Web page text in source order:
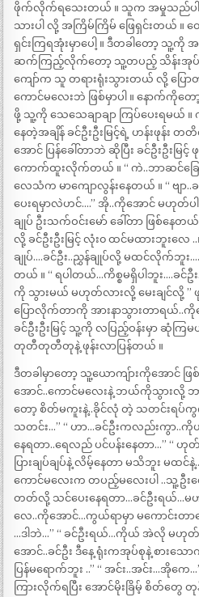
ဖိုက်လိုက်ရသေးတယ် ။ သူက အမှုသည်ပါ..မ
သားပါ လို့ အကြိမ်ကြိမ် ဖြေရှင်းတယ် ။
ရှင်းကြရအုံးမှာပေါ့ ။ ဒီတခါတော့ သူ့ကို
ဆက်ကြည့်လိုက်တော့ သူ့တပည့် သိန်းအုပ်
ကျော်က သူ တရားရုံးသွားတယ် လို့ ပြော
ကောင်မလေးဘဲ ဖြစ်မှာပါ ။ နောက်ကိုတ
ဖို့ သူ့ကို သေသေချာချာ ကြပ်ပေးရမယ်
နေတဲ့အချိန် ခင်ဦးဦးမြင့်ရဲ့ ဟန်းဖု
အောင် ပြန်ခေါ်တာဘဲ ဆိုပြီး ခင်ဦးဦးမ
ကောက်ထူးလိုက်တယ် ။ “ ကဲ..ဘာဆင်ခြေတွ
လေသံက မာကျောလွန်းနေတယ် ။ “ ဗျာ..
ပေးရမှာလဲဟင်….” အို..ကိုအောင် မဟုတ်ပ
ချုပ် ဦးသက်ဝင်းမော် ခေါ်တာ ဖြစ်နေ
လို့ ခင်ဦးဦးမြင့် လုံး၀ ထင်မထားဘူးလေ ..
ချုပ်….ခင်ဦး..ညွှန်ချုပ်လို့ မထင်လိုက်ဘူး
တယ် ။ “ ရပါတယ်…ကိစ္စမရှိပါဘူး….ခင်ဦ
ကို သွားမယ် မဟုတ်လားလို့ မေးချင်လို့
ပြောလိုက်တာကို အားနာသွားတာရယ်..ကို
ခင်ဦးဦးမြင့် သူ့ကို လပြည့်ဝန်းမှာ ဆုံ
တုတီတုတီတုနဲ့ ဖုန်းလာပြန်တယ် ။
ဒီတခါမှာတော့ သူ့ယောကျ်ားကိုအောင် ဖ
အောင်..ကောင်မလေးနဲ့ ဘယ်ကိုသွားလို့
တော့ စိတ်မကူးနဲ့..ခိုင်လုံ တဲ့ သတင်းရပ်
သတင်း…” “ ဟာ…ခင်ဦးကလည်းကွာ..ကို
နေရတာ..ရေလည် ပင်ပန်းနေတာ…” “ ဟု
ပြားချပ်ချပ်နဲ့ လိမ့်နေတာ မသိဘူး မထင်
ကောင်မလေးက တပည့်မလေးပါ ..သူ့ဦ
တတ်လို့ သင်ပေးနေရတာ…ခင်ဦးရယ်…မဟု
လေ..ကိုအောင်…ကွယ်ရာမှာ မကောင်း
…ဒါဘဲ…” “ ခင်ဦးရယ်…ကိုယ် အဲလို မဟု
အောင်..ခင်ဦး ဒီနေ့ ရုံးကအုပ်စုနဲ့ စားသေ
ပြန်မရောက်ဘူး ..” “ အင်း..အင်း…အို
ကြားလိုက်ရပြီး အောင်မိုးခြိမ့် စိတ်တွ